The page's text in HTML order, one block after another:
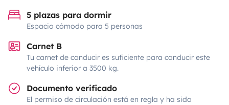
5 plazas para dormir
Espacio cómodo para 5 personas
Carnet B
Tu carnet de conducir es suficiente para conducir este
vehículo inferior a 3500 kg.
Documento verificado
El permiso de circulación está en regla y ha sido